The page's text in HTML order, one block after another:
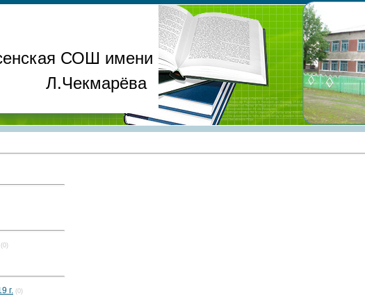
СОШ имени
Л.Чекмарёва
(0)
г. (0)